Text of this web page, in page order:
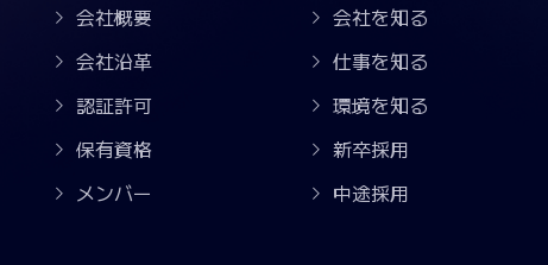
会社概要
会社沿革
認証許可
保有資格
メンバー
会社を知る
仕事を知る
環境を知る
新卒採用
中途採用